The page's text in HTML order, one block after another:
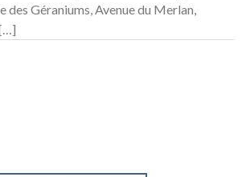
des Géraniums, Avenue du Merlan,